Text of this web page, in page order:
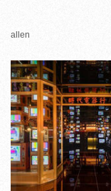
allen